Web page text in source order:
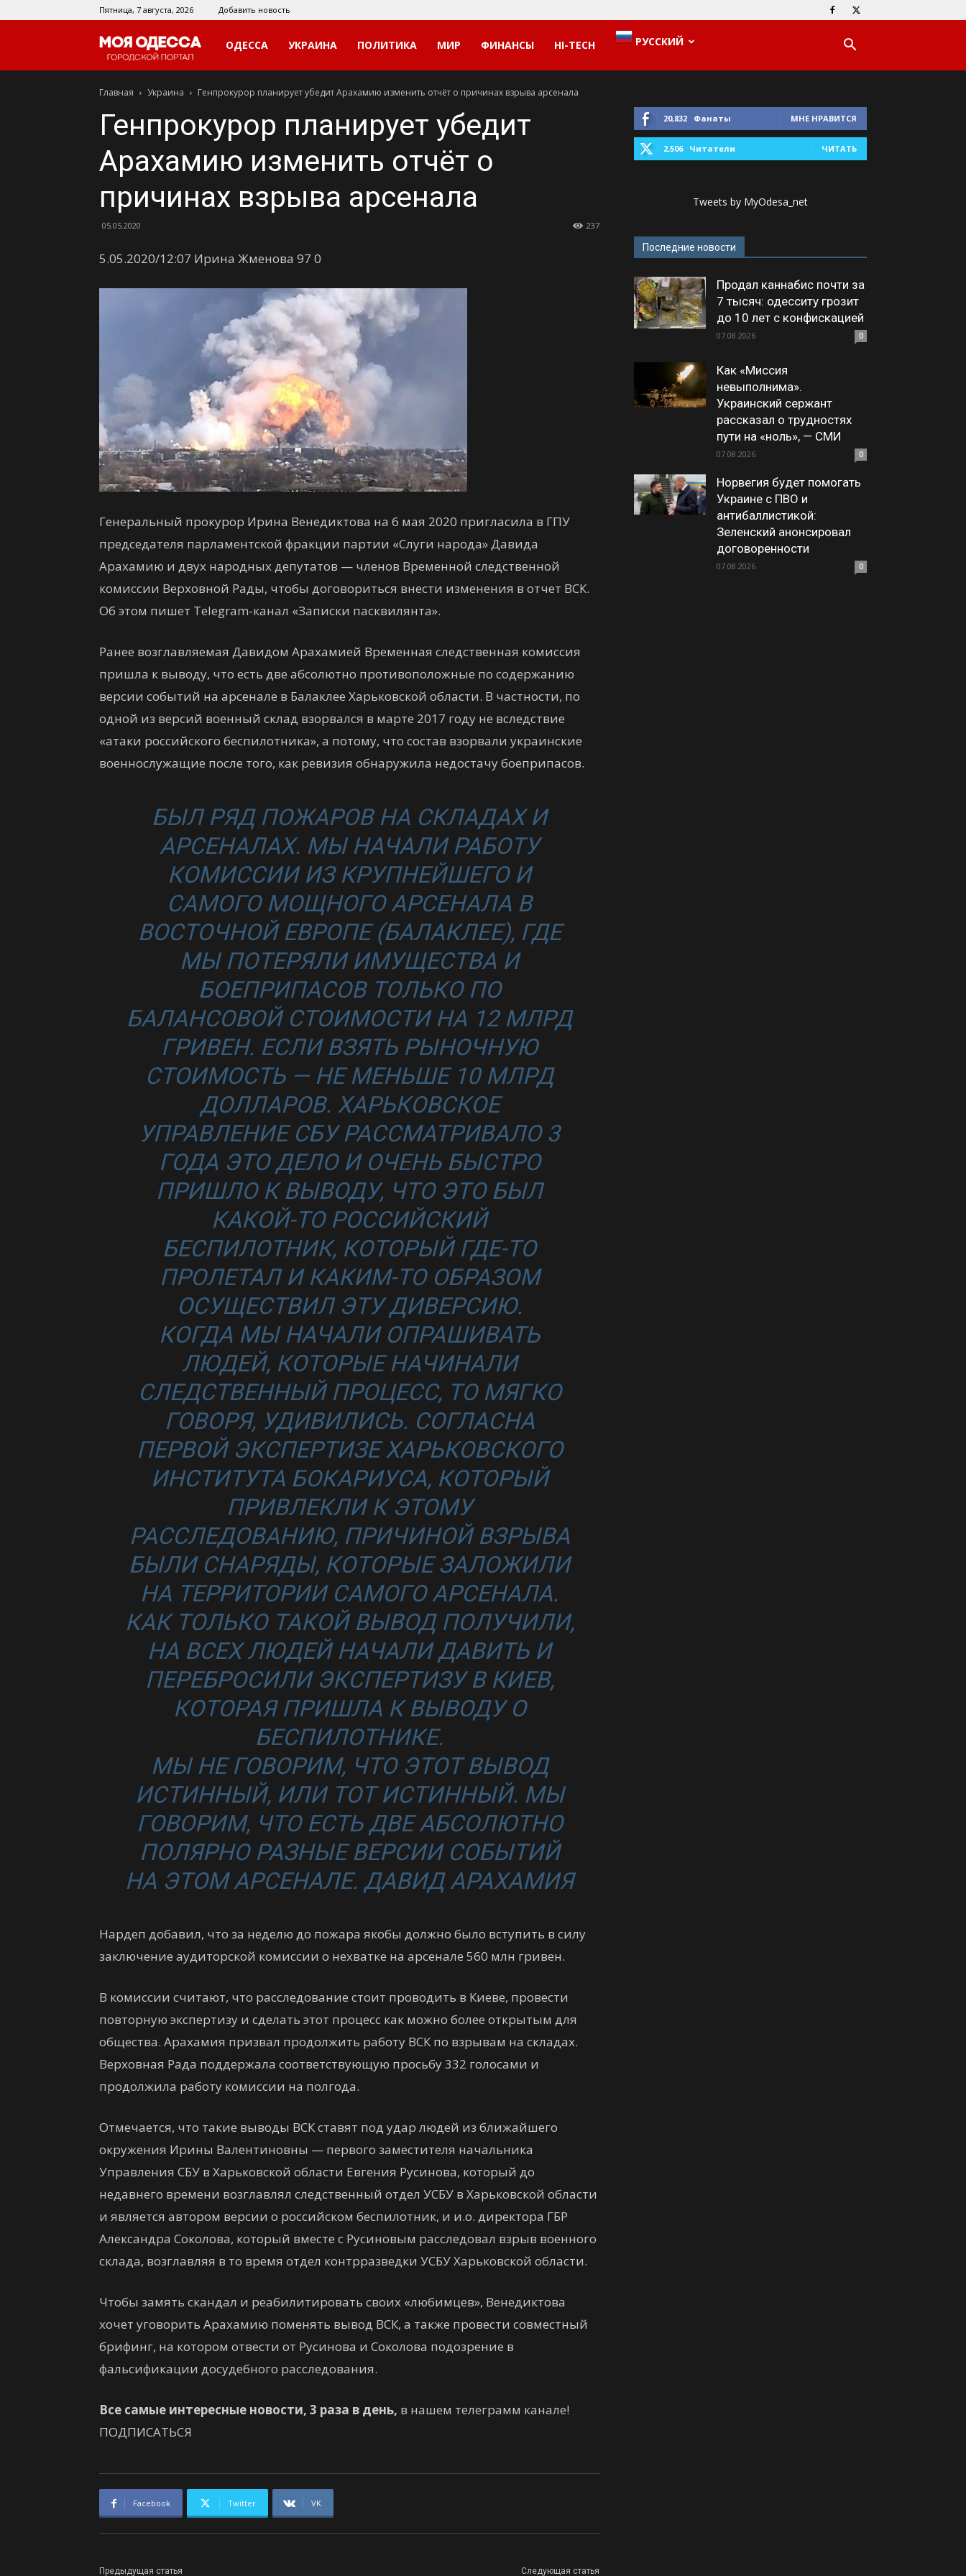
Пятница, 7 августа, 2026 Добавить новость
Моя
Одесса
ОДЕССА УКРАИНА ПОЛИТИКА МИР ФИНАНСЫ HI-TECH РУССКИЙ
Главная Украина Генпрокурор планирует убедит Арахамию изменить отчёт о причинах взрыва арсенала
Генпрокурор планирует убедит
Арахамию изменить отчёт о
причинах взрыва арсенала
05.05.2020 237
5.05.2020/12:07 Ирина Жменова 97 0
Генеральный прокурор Ирина Венедиктова на 6 мая 2020 пригласила в ГПУ
председателя парламентской фракции партии «Слуги народа» Давида
Арахамию и двух народных депутатов — членов Временной следственной
комиссии Верховной Рады, чтобы договориться внести изменения в отчет ВСК.
Об этом пишет Telegram-канал «Записки пасквилянта».
Ранее возглавляемая Давидом Арахамией Временная следственная комиссия
пришла к выводу, что есть две абсолютно противоположные по содержанию
версии событий на арсенале в Балаклее Харьковской области. В частности, по
одной из версий военный склад взорвался в марте 2017 году не вследствие
«атаки российского беспилотника», а потому, что состав взорвали украинские
военнослужащие после того, как ревизия обнаружила недостачу боеприпасов.
БЫЛ РЯД ПОЖАРОВ НА СКЛАДАХ И
АРСЕНАЛАХ. МЫ НАЧАЛИ РАБОТУ
КОМИССИИ ИЗ КРУПНЕЙШЕГО И
САМОГО МОЩНОГО АРСЕНАЛА В
ВОСТОЧНОЙ ЕВРОПЕ (БАЛАКЛЕЕ), ГДЕ
МЫ ПОТЕРЯЛИ ИМУЩЕСТВА И
БОЕПРИПАСОВ ТОЛЬКО ПО
БАЛАНСОВОЙ СТОИМОСТИ НА 12 МЛРД
ГРИВЕН. ЕСЛИ ВЗЯТЬ РЫНОЧНУЮ
СТОИМОСТЬ — НЕ МЕНЬШЕ 10 МЛРД
ДОЛЛАРОВ. ХАРЬКОВСКОЕ
УПРАВЛЕНИЕ СБУ РАССМАТРИВАЛО 3
ГОДА ЭТО ДЕЛО И ОЧЕНЬ БЫСТРО
ПРИШЛО К ВЫВОДУ, ЧТО ЭТО БЫЛ
КАКОЙ-ТО РОССИЙСКИЙ
БЕСПИЛОТНИК, КОТОРЫЙ ГДЕ-ТО
ПРОЛЕТАЛ И КАКИМ-ТО ОБРАЗОМ
ОСУЩЕСТВИЛ ЭТУ ДИВЕРСИЮ.
КОГДА МЫ НАЧАЛИ ОПРАШИВАТЬ
ЛЮДЕЙ, КОТОРЫЕ НАЧИНАЛИ
СЛЕДСТВЕННЫЙ ПРОЦЕСС, ТО МЯГКО
ГОВОРЯ, УДИВИЛИСЬ. СОГЛАСНА
ПЕРВОЙ ЭКСПЕРТИЗЕ ХАРЬКОВСКОГО
ИНСТИТУТА БОКАРИУСА, КОТОРЫЙ
ПРИВЛЕКЛИ К ЭТОМУ
РАССЛЕДОВАНИЮ, ПРИЧИНОЙ ВЗРЫВА
БЫЛИ СНАРЯДЫ, КОТОРЫЕ ЗАЛОЖИЛИ
НА ТЕРРИТОРИИ САМОГО АРСЕНАЛА.
КАК ТОЛЬКО ТАКОЙ ВЫВОД ПОЛУЧИЛИ,
НА ВСЕХ ЛЮДЕЙ НАЧАЛИ ДАВИТЬ И
ПЕРЕБРОСИЛИ ЭКСПЕРТИЗУ В КИЕВ,
КОТОРАЯ ПРИШЛА К ВЫВОДУ О
БЕСПИЛОТНИКЕ.
МЫ НЕ ГОВОРИМ, ЧТО ЭТОТ ВЫВОД
ИСТИННЫЙ, ИЛИ ТОТ ИСТИННЫЙ. МЫ
ГОВОРИМ, ЧТО ЕСТЬ ДВЕ АБСОЛЮТНО
ПОЛЯРНО РАЗНЫЕ ВЕРСИИ СОБЫТИЙ
НА ЭТОМ АРСЕНАЛЕ. ДАВИД АРАХАМИЯ
Нардеп добавил, что за неделю до пожара якобы должно было вступить в силу
заключение аудиторской комиссии о нехватке на арсенале 560 млн гривен.
В комиссии считают, что расследование стоит проводить в Киеве, провести
повторную экспертизу и сделать этот процесс как можно более открытым для
общества. Арахамия призвал продолжить работу ВСК по взрывам на складах.
Верховная Рада поддержала соответствующую просьбу 332 голосами и
продолжила работу комиссии на полгода.
Отмечается, что такие выводы ВСК ставят под удар людей из ближайшего
окружения Ирины Валентиновны — первого заместителя начальника
Управления СБУ в Харьковской области Евгения Русинова, который до
недавнего времени возглавлял следственный отдел УСБУ в Харьковской области
и является автором версии о российском беспилотник, и и.о. директора ГБР
Александра Соколова, который вместе с Русиновым расследовал взрыв военного
склада, возглавляя в то время отдел контрразведки УСБУ Харьковской области.
Чтобы замять скандал и реабилитировать своих «любимцев», Венедиктова
хочет уговорить Арахамию поменять вывод ВСК, а также провести совместный
брифинг, на котором отвести от Русинова и Соколова подозрение в
фальсификации досудебного расследования.
Все самые интересные новости, 3 раза в день, в нашем телеграмм канале!
ПОДПИСАТЬСЯ
Facebook Twitter VK
Предыдущая статья Следующая статья
20,832 Фанаты МНЕ НРАВИТСЯ
2,506 Читатели ЧИТАТЬ
Tweets by MyOdesa_net
Последние новости
Продал каннабис почти за
7 тысяч: одесситу грозит
до 10 лет с конфискацией
07.08.2026 0
Как «Миссия
невыполнима».
Украинский сержант
рассказал о трудностях
пути на «ноль», — СМИ
07.08.2026 0
Норвегия будет помогать
Украине с ПВО и
антибаллистикой:
Зеленский анонсировал
договоренности
07.08.2026 0